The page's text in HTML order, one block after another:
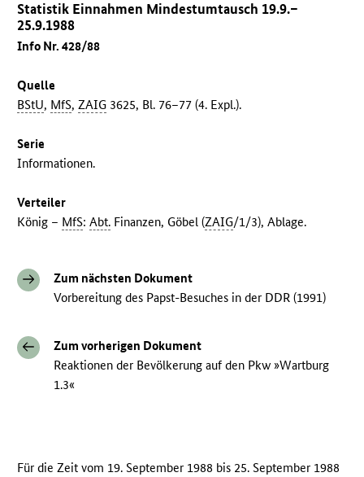
Statistik Einnahmen Mindestumtausch 19.9.–
25.9.1988
Info Nr. 428/88
Quelle
BStU, MfS,ZAIG 3625, Bl. 76–77 (4. Expl.).
Serie
Informationen.
Verteiler
König – MfS:Abt. Finanzen, Göbel (ZAIG/1/3), Ablage.
Zum nächsten Dokument
Vorbereitung des Papst-Besuches in der DDR (1991)
Zum vorherigen Dokument
Reaktionen der Bevölkerung auf den Pkw »Wartburg
1.3«
Für die Zeit vom 19. September 1988 bis 25. September 1988